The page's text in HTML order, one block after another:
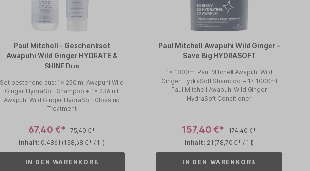
Paul Mitchell - Geschenkset
Awapuhi Wild Ginger HYDRATE &
SHINE Duo
Set bestehend aus: 1x 250 ml Awapuhi Wild
Ginger HydraSoft Shampoo + 1x 236 ml
Awapuhi Wild Ginger HydraSoft Glossing
Treatment
67,40 €*
75,40 €*
Inhalt: 0.486 l (138,68 €* / 1 l)
IN DEN WARENKORB
Paul Mitchell Awapuhi Wild Ginger -
Save Big HYDRASOFT
1x 1000ml Paul Mitchell Awapuhi Wild
Ginger HydraSoft Shampoo + 1x 1000ml
Paul Mitchell Awapuhi Wild Ginger
HydraSoft Conditioner
157,40 €*
174,40 €*
Inhalt: 2 l (78,70 €* / 1 l)
IN DEN WARENKORB